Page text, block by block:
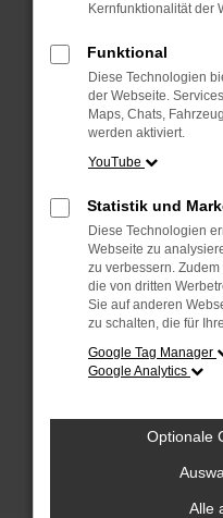
können das
anderen Browser
Fenster?
Starte dein Gerät
Das kann
Probleme zu
Betriebssystem
sind.
Veraltete
Sicherheitsrisiko,
führen, dass
unterstützt werden.
Wende dich an
hast, kontaktiere
versuchen, das
uns diesen Text
Fehlersuche zu
Kernfunktionalität der
Funktional
Diese Technologien
der Webseite.
Maps, Chats,
werden aktiviert.
YouTube
Statistik und
Diese Technologien
Webseite zu
zu verbessern.
die von dritten
Sie auf anderen
zu schalten, die für
Google Tag Manager
Google Analytics
Optionale
Alle